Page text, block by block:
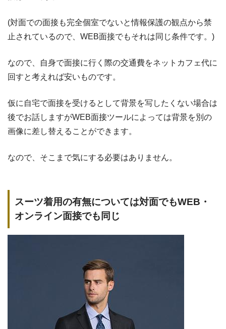
(対面での面接も完全個室でないと情報保護の観点から禁
止されているので、WEB面接でもそれは同じ条件です。)
なので、自身で面接に行く際の交通費をネットカフェ代に
回すと考えれば安いものです。
仮に自宅で面接を受けるとして背景を写したくない場合は
後でお話しますがWEB面接ツールによっては背景を別の
画像に差し替えることができます。
なので、そこまで気にする必要はありません。
スーツ着用の有無については対面でもWEB・
オンライン面接でも同じ